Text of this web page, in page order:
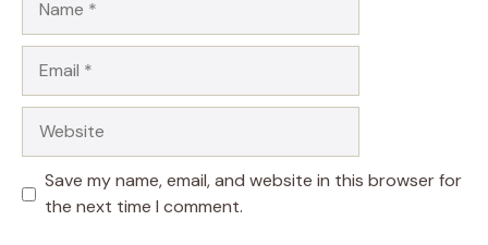
Save my name, email, and website in this browser for
the next time I comment.